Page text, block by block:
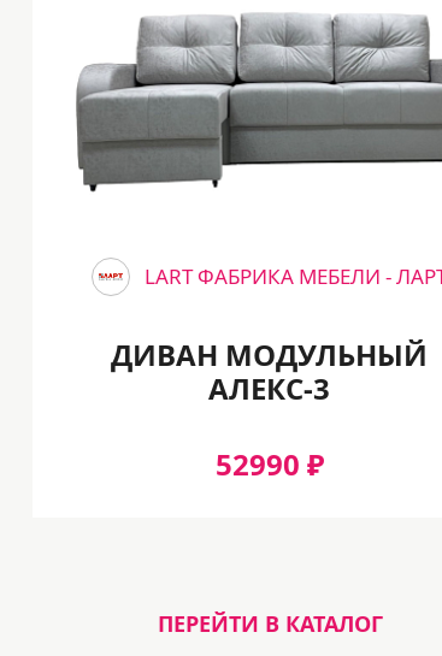
LART ФАБРИКА МЕБЕЛИ -
ДИВАН МОДУЛЬНЫЙ
АЛЕКС-3
52990 ₽
ПЕРЕЙТИ В КАТАЛОГ